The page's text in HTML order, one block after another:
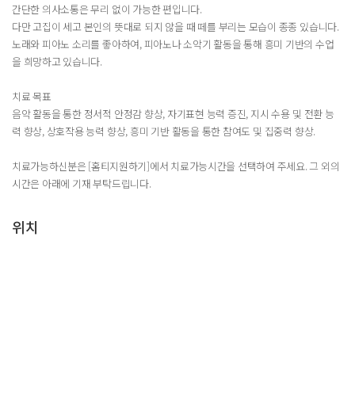
간단한 의사소통은 무리 없이 가능한 편입니다.
다만 고집이 세고 본인의 뜻대로 되지 않을 때 떼를 부리는 모습이 종종 있습니다.
노래와 피아노 소리를 좋아하여, 피아노나 소악기 활동을 통해 흥미 기반의 수업
을 희망하고 있습니다.
치료 목표
음악 활동을 통한 정서적 안정감 향상, 자기표현 능력 증진, 지시 수용 및 전환 능
력 향상, 상호작용 능력 향상, 흥미 기반 활동을 통한 참여도 및 집중력 향상.
치료가능하신분은 [홈티지원하기]에서 치료가능시간을 선택하여 주세요. 그 외의
시간은 아래에 기재 부탁드립니다.
위치